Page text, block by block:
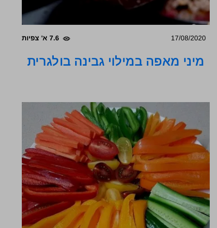
17/08/2020 7.6 א' צפיות
מיני מאפה במילוי גבינה בולגרית